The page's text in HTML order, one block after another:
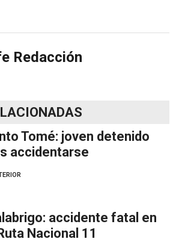
Redacción
Tomé: joven detenido
accidentarse
accidente fatal en
Nacional 11